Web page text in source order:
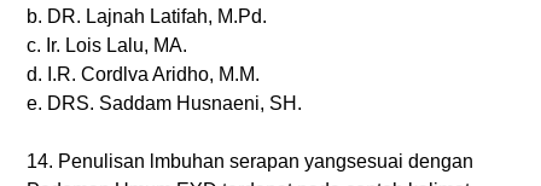
b. DR. Lajnah Latifah, M.Pd.
c. Ir. Lois Lalu, MA.
d. I.R. Cordlva Aridho, M.M.
e. DRS. Saddam Husnaeni, SH.
14. Penulisan lmbuhan serapan yangsesuai dengan